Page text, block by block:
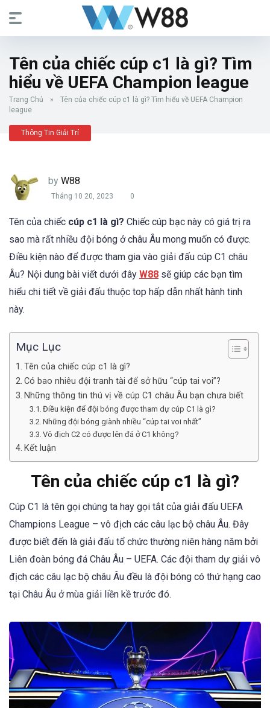
Tên của chiếc cúp c1 là gì? Tìm
hiểu về UEFA Champion league
Trang Chủ »
Tên của chiếc cúp c1 là gì? Tìm hiểu về UEFA Champion
league
Thông Tin Giải Trí
by W88
Tháng 10 20, 2023 0
Tên của chiếc cúp c1 là gì? Chiếc cúp bạc này có giá trị ra
sao mà rất nhiều đội bóng ở châu Âu mong muốn có được.
Điều kiện nào để được tham gia vào giải đấu cúp C1 châu
Âu? Nội dung bài viết dưới đây W88 sẽ giúp các bạn tìm
hiểu chi tiết về giải đấu thuộc top hấp dẫn nhất hành tinh
này.
Mục Lục
Tên của chiếc cúp c1 là gì?
Có bao nhiêu đội tranh tài để sở hữu “cúp tai voi”?
Những thông tin thú vị về cúp C1 châu Âu bạn chưa biết
Điều kiện để đội bóng được tham dự cúp C1 là gì?
Những đội bóng giành nhiều “cúp tai voi nhất”
Vô địch C2 có được lên đá ở C1 không?
Kết luận
Tên của chiếc cúp c1 là gì?
Cúp C1 là tên gọi chúng ta hay gọi tắt của giải đấu UEFA
Champions League – vô địch các câu lạc bộ châu Âu. Đây
được biết đến là giải đấu tổ chức thường niên hàng năm bởi
Liên đoàn bóng đá Châu Âu – UEFA. Các đội tham dự giải vô
địch các câu lạc bộ châu Âu đều là đội bóng có thứ hạng cao
tại Châu Âu ở mùa giải liền kề trước đó.